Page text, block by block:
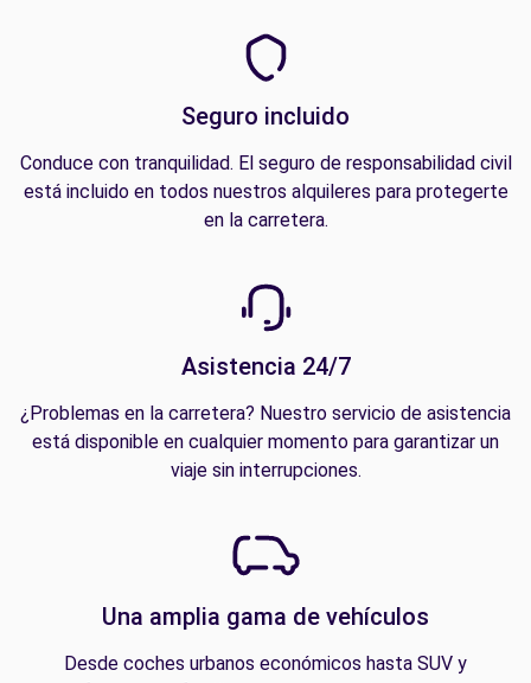
Seguro incluido
Conduce con tranquilidad. El seguro de responsabilidad civil
está incluido en todos nuestros alquileres para protegerte
en la carretera.
Asistencia 24/7
¿Problemas en la carretera? Nuestro servicio de asistencia
está disponible en cualquier momento para garantizar un
viaje sin interrupciones.
Una amplia gama de vehículos
Desde coches urbanos económicos hasta SUV y